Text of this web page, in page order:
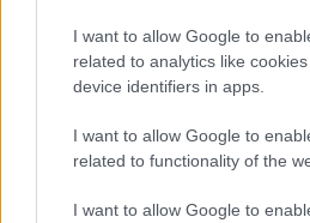
I want to allow Google to
related to analytics like
device identifiers in apps.
I want to allow Google to
related to functionality of the
I want to allow Google to
06/08/2026
στην Ιταλία Β’
06/08/2026